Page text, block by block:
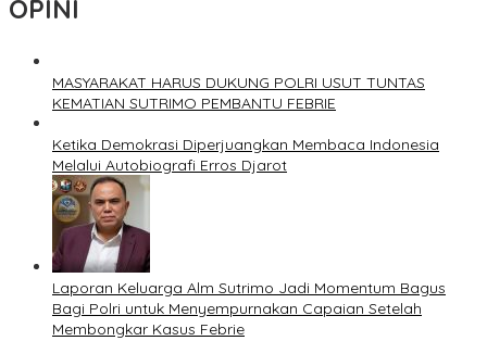
OPINI
MASYARAKAT HARUS DUKUNG POLRI USUT TUNTAS
KEMATIAN SUTRIMO PEMBANTU FEBRIE
Ketika Demokrasi Diperjuangkan Membaca Indonesia
Melalui Autobiografi Erros Djarot
Laporan Keluarga Alm Sutrimo Jadi Momentum Bagus
Bagi Polri untuk Menyempurnakan Capaian Setelah
Membongkar Kasus Febrie